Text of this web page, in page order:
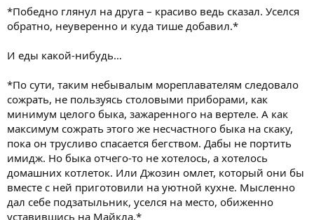
*Победно глянул на друга – красиво ведь сказал. Уселся
обратно, неуверенно и куда тише добавил.*
И еды какой-нибудь…
*По сути, таким небывалым мореплавателям следовало
сожрать, не пользуясь столовыми приборами, как
минимум целого быка, зажаренного на вертеле. А как
максимум сожрать этого же несчастного быка на скаку,
пока он трусливо спасается бегством. Дабы не портить
имидж. Но быка отчего-то не хотелось, а хотелось
домашних котлеток. Или Джозин омлет, который они бы
вместе с ней приготовили на уютной кухне. Мысленно
дал себе подзатыльник, уселся на место, обиженно
уставившись на Майкла.*